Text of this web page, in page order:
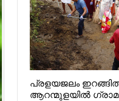
പ്രളയജലം
ആറന്മുളയിൽ